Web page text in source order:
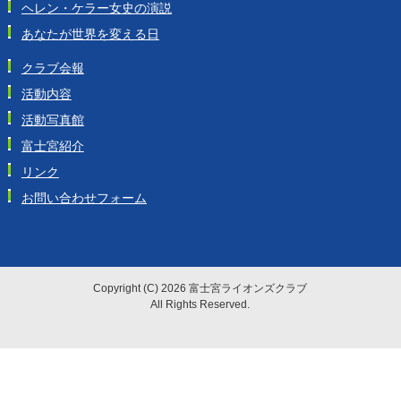
ヘレン・ケラー女史の演説
あなたが世界を変える日
クラブ会報
活動内容
活動写真館
富士宮紹介
リンク
お問い合わせフォーム
Copyright (C) 2026 富士宮ライオンズクラブ
All Rights Reserved.